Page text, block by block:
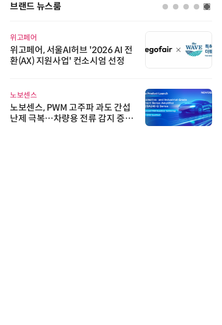
브랜드 뉴스룸
위고페어
위고페어, 서울AI허브 '2026 AI 전
환(AX) 지원사업' 컨소시엄 선정
노보센스
노보센스, PWM 고주파 과도 간섭
난제 극복…차량용 전류 감지 증폭